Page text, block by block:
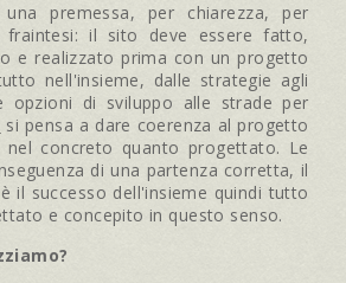
premessa, per chiarezza, per
fraintesi: il sito deve essere fatto,
e realizzato prima con un progetto
nell'insieme, dalle strategie agli
opzioni di sviluppo alle strade per
si pensa a dare coerenza al progetto
concreto quanto progettato. Le
di una partenza corretta, il
il successo dell'insieme quindi tutto
e concepito in questo senso.